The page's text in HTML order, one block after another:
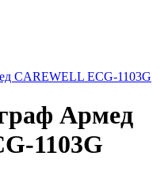
CAREWELL ECG-1103G
Армед
1103G